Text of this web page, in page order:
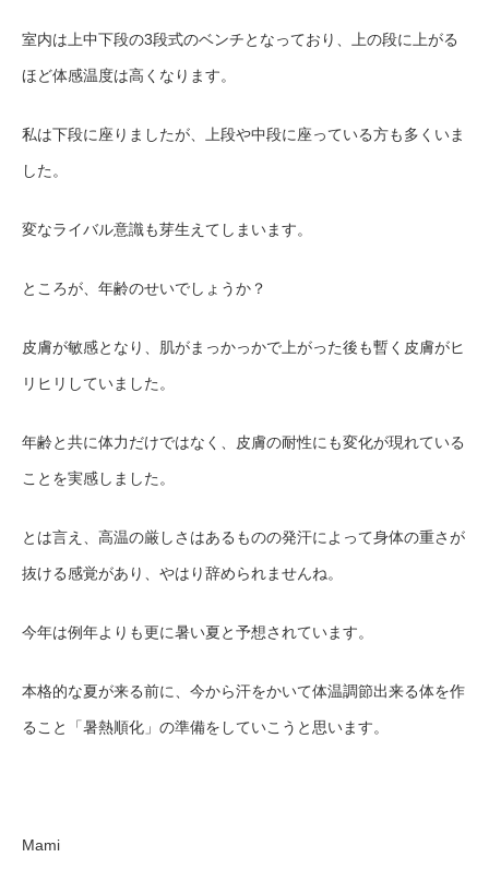
室内は上中下段の3段式のベンチとなっており、上の段に上がる
ほど体感温度は高くなります。
私は下段に座りましたが、上段や中段に座っている方も多くいま
した。
変なライバル意識も芽生えてしまいます。
ところが、年齢のせいでしょうか？
皮膚が敏感となり、肌がまっかっかで上がった後も暫く皮膚がヒ
リヒリしていました。
年齢と共に体力だけではなく、皮膚の耐性にも変化が現れている
ことを実感しました。
とは言え、高温の厳しさはあるものの発汗によって身体の重さが
抜ける感覚があり、やはり辞められませんね。
今年は例年よりも更に暑い夏と予想されています。
本格的な夏が来る前に、今から汗をかいて体温調節出来る体を作
ること「暑熱順化」の準備をしていこうと思います。
Mami